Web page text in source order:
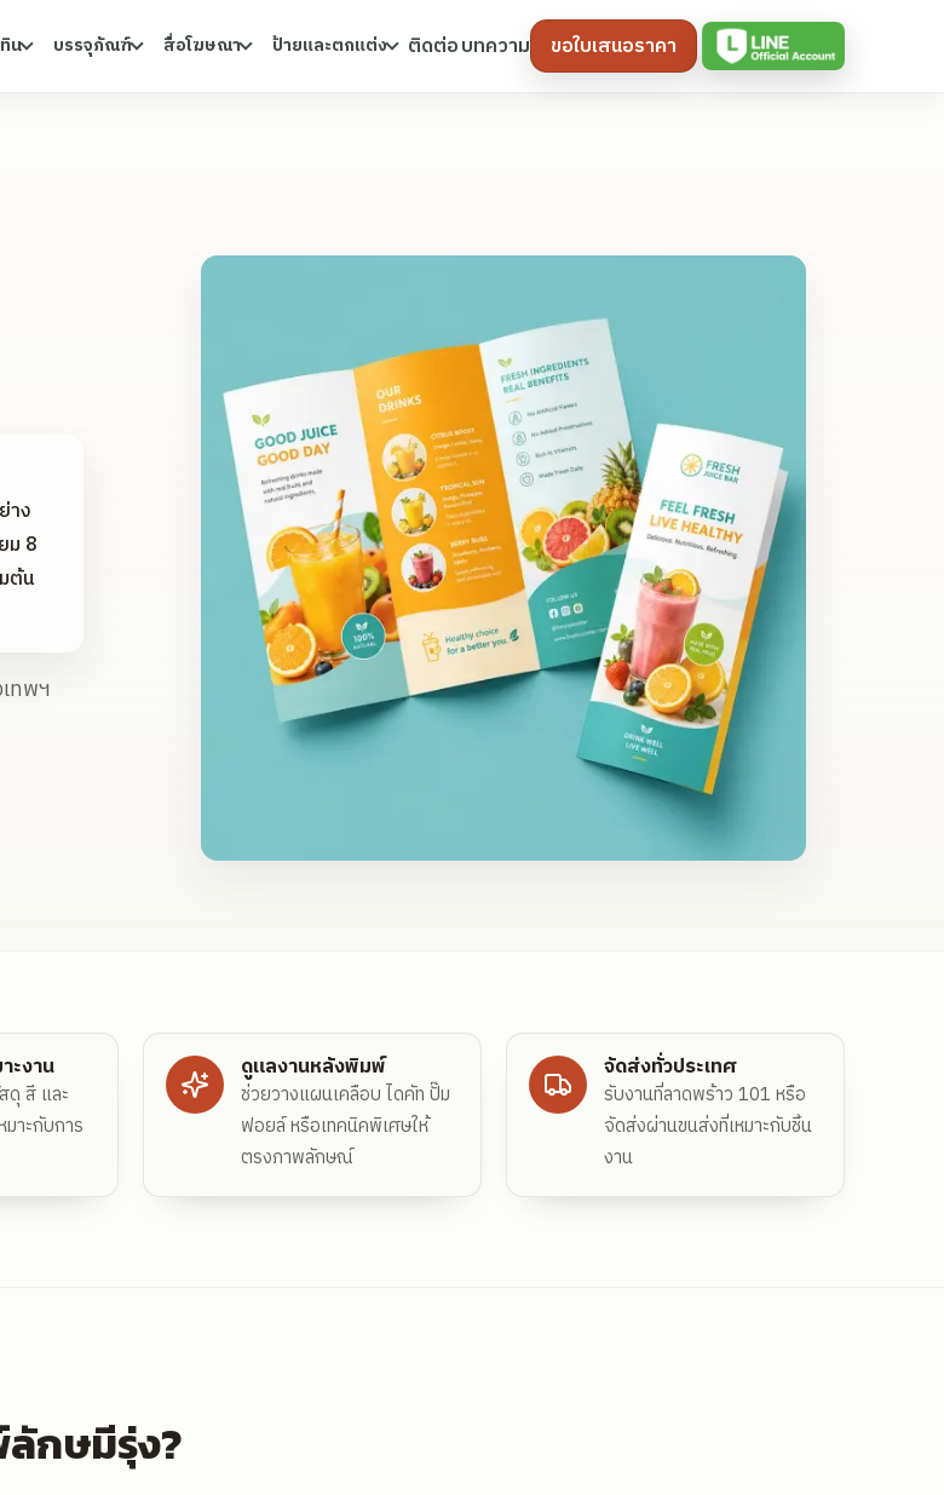
น บรรจุภัณฑ์ สื่อโฆษณา ป้ายและตกแต่ง ติดต่อบทความ ขอใบเสนอราคา
าง
ม 8
ต้น
ทพฯ
ะงาน
ดุ สี และ
าะกับการ
ดูแลงานหลังพิมพ์
ช่วยวางแผนเคลือบ ไดคัท ปั๊ม
ฟอยล์ หรือเทคนิคพิเศษให้
ตรงภาพลักษณ์
จัดส่งทั่วประเทศ
รับงานที่ลาดพร้าว 101 หรือ
จัดส่งผ่านขนส่งที่เหมาะกับชิ้น
งาน
กษมีรุ่ง?